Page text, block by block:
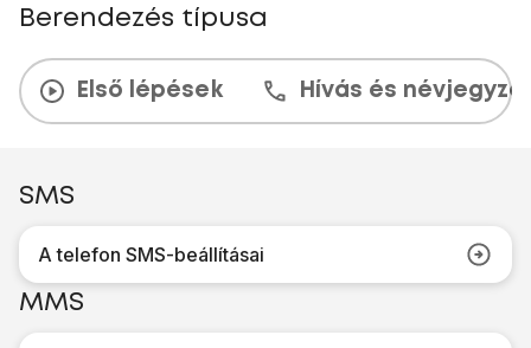
Berendezés típusa
Első lépések Hívás és
SMS
A telefon SMS-beállításai
MMS